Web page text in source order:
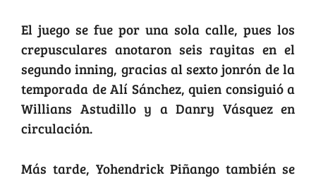
El juego se fue por una sola calle, pues los
crepusculares anotaron seis rayitas en el
segundo inning, gracias al sexto jonrón de la
temporada de Alí Sánchez, quien consiguió a
Willians Astudillo y a Danry Vásquez en
circulación.
Más tarde, Yohendrick Piñango también se